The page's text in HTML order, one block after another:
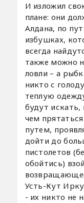
И изложил
плане: они
Алдана, по
избушках,
всегда
также можно
ловли – а
никто с
теплую
будут искать,
чем
путем,
дойти до
пистолетов
обойтись)
Усть-Кут
- их никто не